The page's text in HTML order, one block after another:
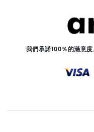
我們承諾100％的滿意